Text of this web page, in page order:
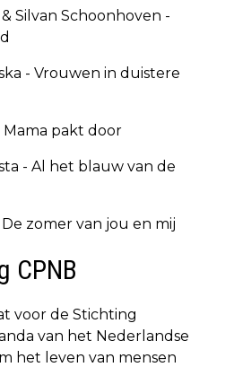
Silvan Schoonhoven -
- Vrouwen in duistere
Mama pakt door
- Al het blauw van de
De zomer van jou en mij
CPNB
voor de Stichting
van het Nederlandse
het leven van mensen